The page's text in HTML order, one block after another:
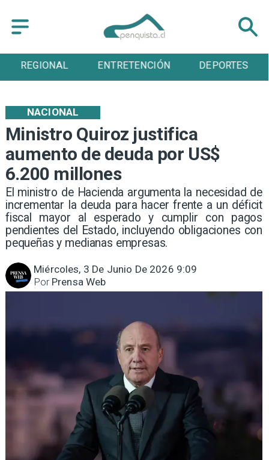
REGIONAL ENTRETENCIÓN DEPORTES
Ministro Quiroz justifica
aumento de deuda por US$
6.200 millones
El ministro de Hacienda argumenta la necesidad de
incrementar la deuda para hacer frente a un déficit
fiscal mayor al esperado y cumplir con pagos
pendientes del Estado, incluyendo obligaciones con
pequeñas y medianas empresas.
NACIONAL
Miércoles, 3 De Junio De 2026 9:09
Prensa Web
Por